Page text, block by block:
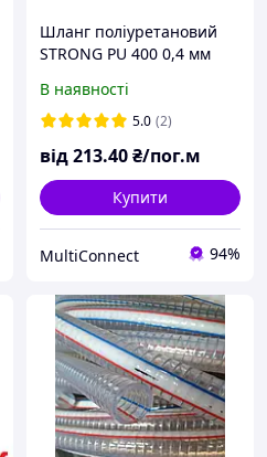
Шланг поліуретановий
STRONG PU 400 0,4 мм
В наявності
5.0 (2)
від213.40₴/пог.м
Купити
MultiConnect 94%